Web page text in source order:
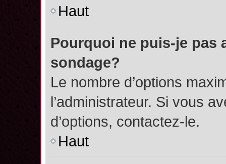
Haut
Pourquoi ne puis-je pas
sondage?
Le nombre d’options
l’administrateur. Si vous
d’options, contactez-le.
Haut